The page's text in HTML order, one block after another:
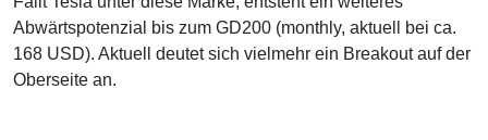
Abwärtspotenzial bis zum GD200 (monthly, aktuell bei ca.
168 USD). Aktuell deutet sich vielmehr ein Breakout auf der
Oberseite an.